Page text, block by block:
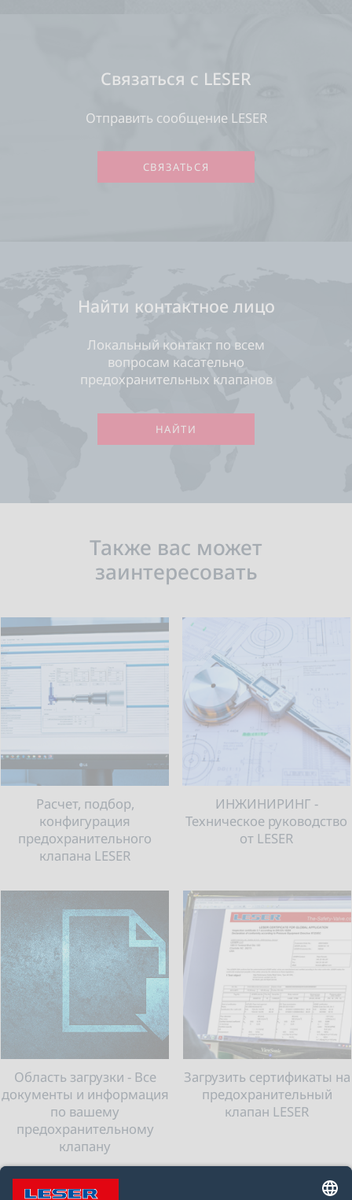
Связаться с LESER
Отправить сообщение LESER
СВЯЗАТЬСЯ
Найти контактное лицо
Локальный контакт по всем
вопросам касательно
предохранительных клапанов
НАЙТИ
Также вас может
заинтересовать
Расчет, подбор,
конфигурация
предохранительного
клапана LESER
ИНЖИНИРИНГ -
Техническое руководство
от LESER
Область загрузки - Все
документы и информация
по вашему
предохранительному
клапану
Загрузить сертификаты на
предохранительный
клапан LESER